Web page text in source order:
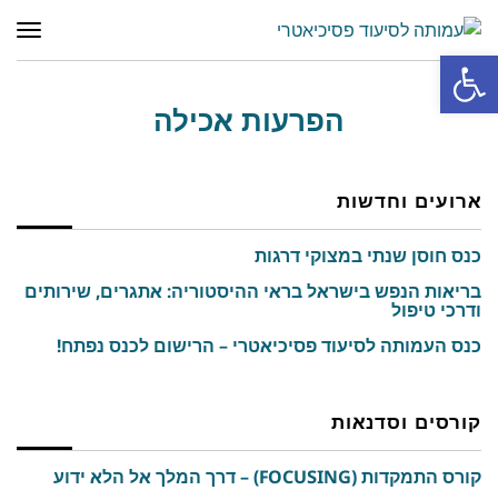
פתח סרגל נגישות
הפרעות אכילה
ארועים וחדשות
כנס חוסן שנתי במצוקי דרגות
בריאות הנפש בישראל בראי ההיסטוריה: אתגרים, שירותים
ודרכי טיפול
כנס העמותה לסיעוד פסיכיאטרי – הרישום לכנס נפתח!
קורסים וסדנאות
קורס התמקדות (FOCUSING) – דרך המלך אל הלא ידוע